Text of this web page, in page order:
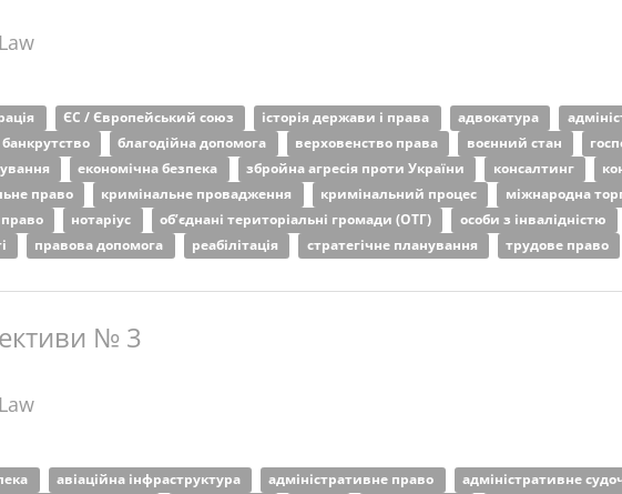
ЄС / Європейський союз історія держави і права адвокатура
банкрутство благодійна допомога верховенство права воєнний стан
економічна безпека збройна агресія проти України консалтинг
право кримінальне провадження кримінальний процес міжнародна
нотаріус об’єднані територіальні громади (ОТГ) особи з інвалідністю
правова допомога реабілітація стратегічне планування трудове право
№ 3
авіаційна інфраструктура адміністративне право
адміністративне